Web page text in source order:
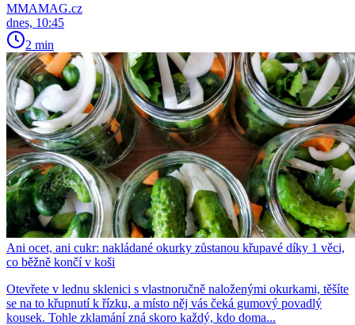
MMAMAG.cz
dnes, 10:45
2 min
Ani ocet, ani cukr: nakládané okurky zůstanou křupavé díky 1 věci,
co běžně končí v koši
Otevřete v lednu sklenici s vlastnoručně naloženými okurkami, těšíte
se na to křupnutí k řízku, a místo něj vás čeká gumový povadlý
kousek. Tohle zklamání zná skoro každý, kdo doma...